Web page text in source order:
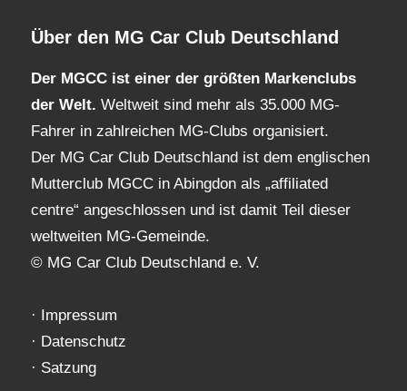
Über den MG Car Club Deutschland
Der MGCC ist einer der größten Markenclubs
der Welt. Weltweit sind mehr als 35.000 MG-
Fahrer in zahlreichen MG-Clubs organisiert.
Der MG Car Club Deutschland ist dem englischen
Mutterclub MGCC in Abingdon als „affiliated
centre“ angeschlossen und ist damit Teil dieser
weltweiten MG-Gemeinde.
© MG Car Club Deutschland e. V.
· Impressum
· Datenschutz
· Satzung